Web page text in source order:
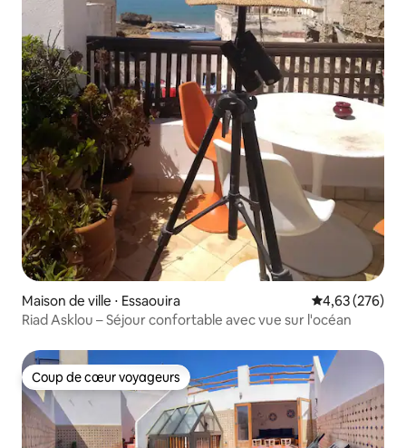
Maison de ville ⋅ Essaouira Évaluation
4,63 (276)
Riad Asklou – Séjour confortable avec vue sur l'océan
Coup de cœur voyageurs
Coup de cœur voyageurs